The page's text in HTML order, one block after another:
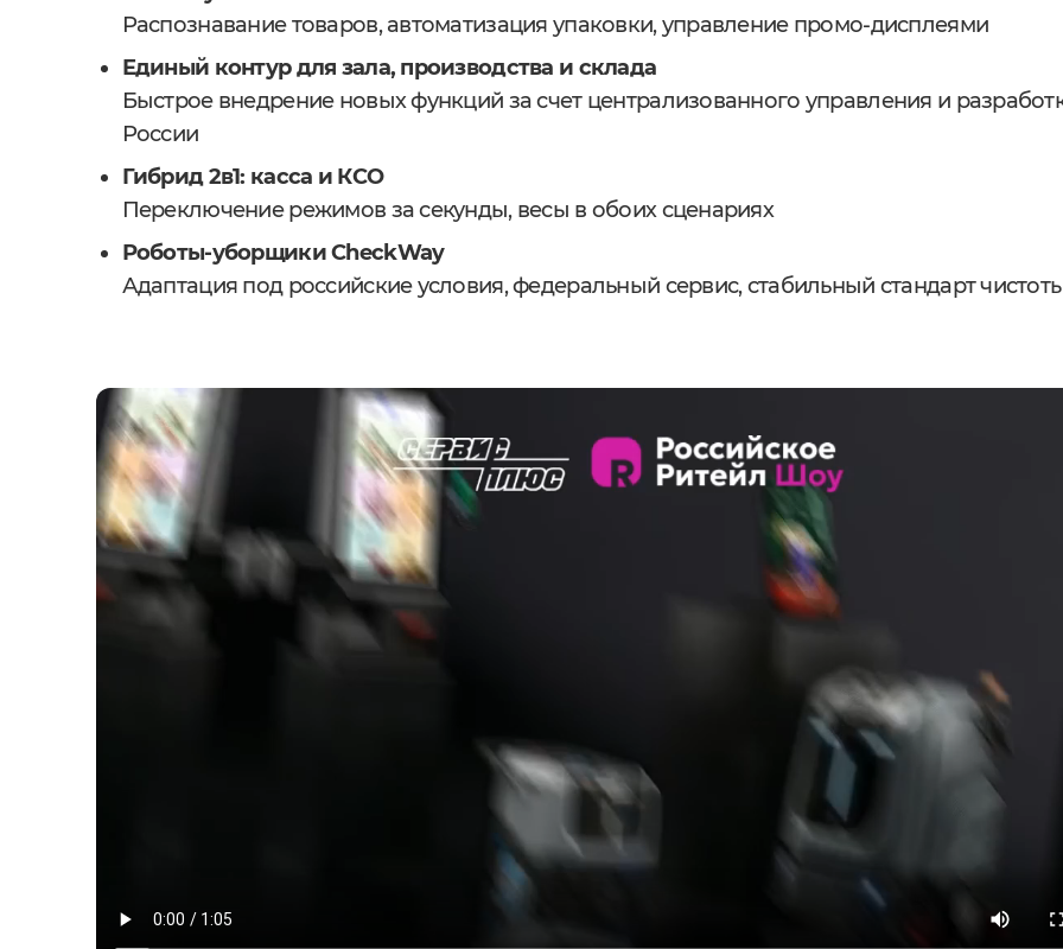
Распознавание товаров, автоматизация упаковки, управление промо-дисплеями
Единый контур для зала, производства и склада
Быстрое внедрение новых функций за счет централизованного управления и
России
Гибрид 2в1: касса и КСО
Переключение режимов за секунды, весы в обоих сценариях
Роботы-уборщики CheckWay
Адаптация под российские условия, федеральный сервис, стабильный стандарт